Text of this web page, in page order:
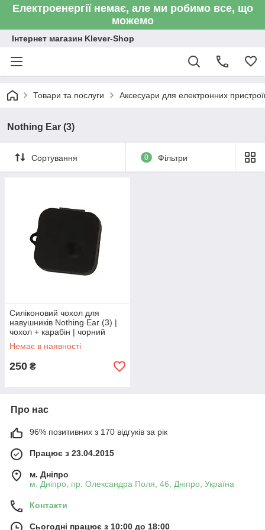
Електроенергії немає, але ми робимо все, що
можемо
Інтернет магазин Klever-Shop
Товари та послуги Аксесуари для електронних
Nothing Ear (3)
Сортування 0 Фільтри
Силіконовий чохол для
навушників Nothing Ear (3) |
чохол + карабін | чорний
Немає в наявності
250 ₴
Про нас
96% позитивних з 170 відгуків за рік
Працює з 23.04.2015
м. Дніпро
м. Дніпро, пр. Олександра Поля, 46, Дніпро, Україна
Контакти
Сьогодні працює з 10:00 до 18:00